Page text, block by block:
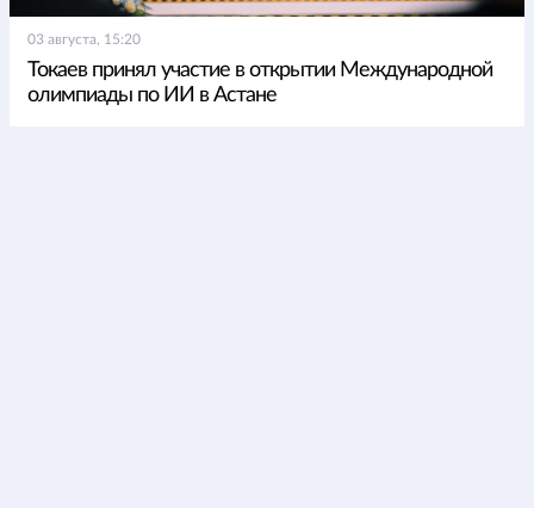
03 августа, 15:20
Токаев принял участие в открытии Международной
олимпиады по ИИ в Астане